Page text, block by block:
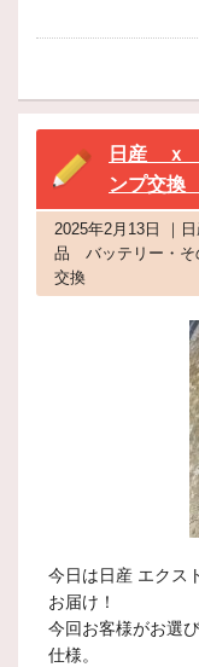
日産 ｘ
ンプ交
2025年2月13日 ｜
品 バッテリー・そ
交換
今日は日産 エクス
お届け！
今回お客様がお選
仕様。